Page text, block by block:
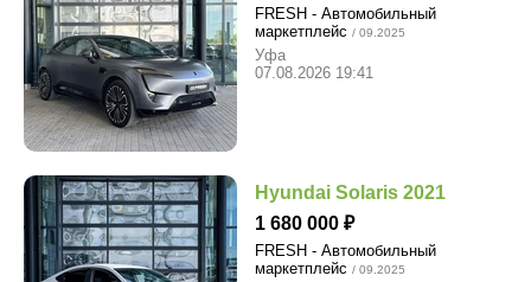
FRESH - Автомобильный
маркетплейс / 09.2025
Уфа
07.08.2026 19:41
Hyundai Solaris 2021
1 680 000
FRESH - Автомобильный
маркетплейс / 09.2025